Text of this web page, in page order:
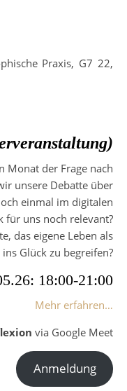
Praxis, G7 22,
Monat der Frage nach
unsere Debatte über
einmal im digitalen
für uns noch relevant?
das eigene Leben als
Glück zu begreifen?
18:00-21:00
Mehr erfahren…
via Google Meet
Anmeldung